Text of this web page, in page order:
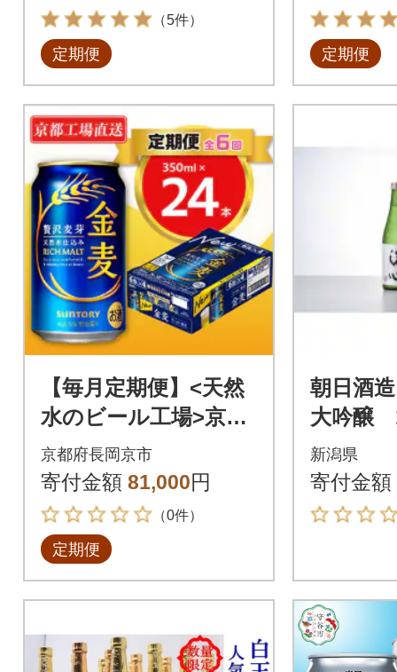
（5件）
定期便
回
定期便
【毎月定期便】<天然
水のビール工場>京都
直送 金麦350ml×24
本 全6回
京都府長岡京市
寄付金額 81,000円
（0件）
定期便
朝日酒
大吟醸
新潟県
寄付金額